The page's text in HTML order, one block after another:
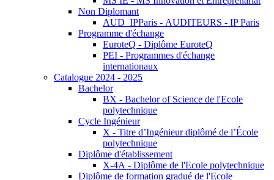
Non Diplomant
AUD_IPParis - AUDITEURS - IP Paris
Programme d'échange
EuroteQ - Diplôme EuroteQ
PEI - Programmes d'échange
internationaux
Catalogue 2024 - 2025
Bachelor
BX - Bachelor of Science de l'Ecole
polytechnique
Cycle Ingénieur
X - Titre d’Ingénieur diplômé de l’École
polytechnique
Diplôme d'établissement
X-4A - Diplôme de l'Ecole polytechnique
Diplôme de formation gradué de l'Ecole